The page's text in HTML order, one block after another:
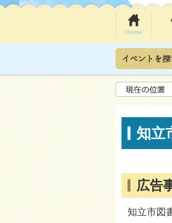
知立
広告
知立市図